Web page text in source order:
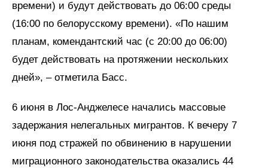
времени) и будут действовать до 06:00 среды
(16:00 по белорусскому времени). «По нашим
планам, комендантский час (с 20:00 до 06:00)
будет действовать на протяжении нескольких
дней», – отметила Басс.
6 июня в Лос-Анджелесе начались массовые
задержания нелегальных мигрантов. К вечеру 7
июня под стражей по обвинению в нарушении
миграционного законодательства оказались 44